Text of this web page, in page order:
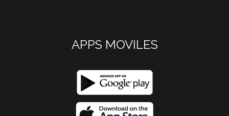
APPS MOVILES